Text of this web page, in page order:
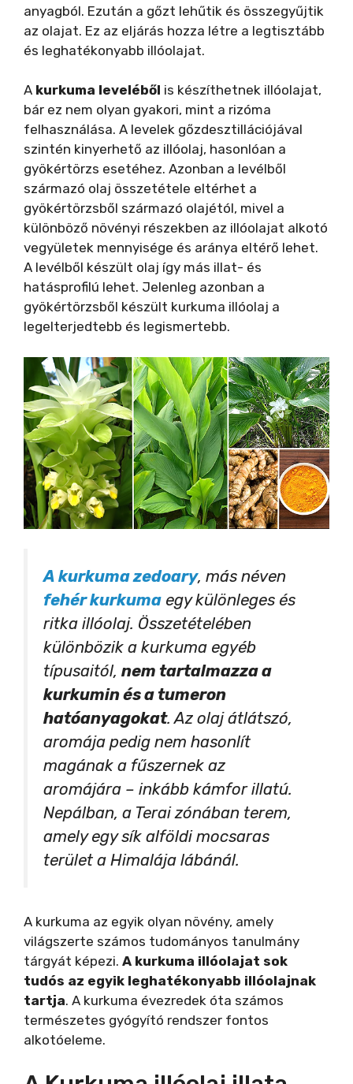
anyagból. Ezután a gőzt lehűtik és összegyűjtik
az olajat. Ez az eljárás hozza létre a legtisztább
és leghatékonyabb illóolajat.
A kurkuma leveléből is készíthetnek illóolajat,
bár ez nem olyan gyakori, mint a rizóma
felhasználása. A levelek gőzdesztillációjával
szintén kinyerhető az illóolaj, hasonlóan a
gyökértörzs esetéhez. Azonban a levélből
származó olaj összetétele eltérhet a
gyökértörzsből származó olajétól, mivel a
különböző növényi részekben az illóolajat alkotó
vegyületek mennyisége és aránya eltérő lehet.
A levélből készült olaj így más illat- és
hatásprofilú lehet. Jelenleg azonban a
gyökértörzsből készült kurkuma illóolaj a
legelterjedtebb és legismertebb.
A kurkuma zedoary, más néven
fehér kurkuma egy különleges és
ritka illóolaj. Összetételében
különbözik a kurkuma egyéb
típusaitól, nem tartalmazza a
kurkumin és a tumeron
hatóanyagokat. Az olaj átlátszó,
aromája pedig nem hasonlít
magának a fűszernek az
aromájára – inkább kámfor illatú.
Nepálban, a Terai zónában terem,
amely egy sík alföldi mocsaras
terület a Himalája lábánál.
A kurkuma az egyik olyan növény, amely
világszerte számos tudományos tanulmány
tárgyát képezi. A kurkuma illóolajat sok
tudós az egyik leghatékonyabb illóolajnak
tartja. A kurkuma évezredek óta számos
természetes gyógyító rendszer fontos
alkotóeleme.